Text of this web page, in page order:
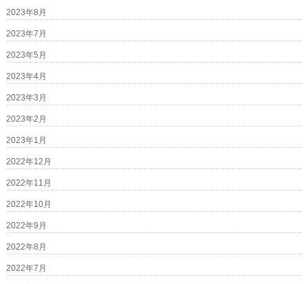
2023年8月
2023年7月
2023年5月
2023年4月
2023年3月
2023年2月
2023年1月
2022年12月
2022年11月
2022年10月
2022年9月
2022年8月
2022年7月